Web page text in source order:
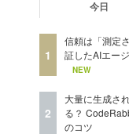
今日
1
信頼は「測定
証したAIエー
NEW
2
大量に生成さ
る？
のコツ